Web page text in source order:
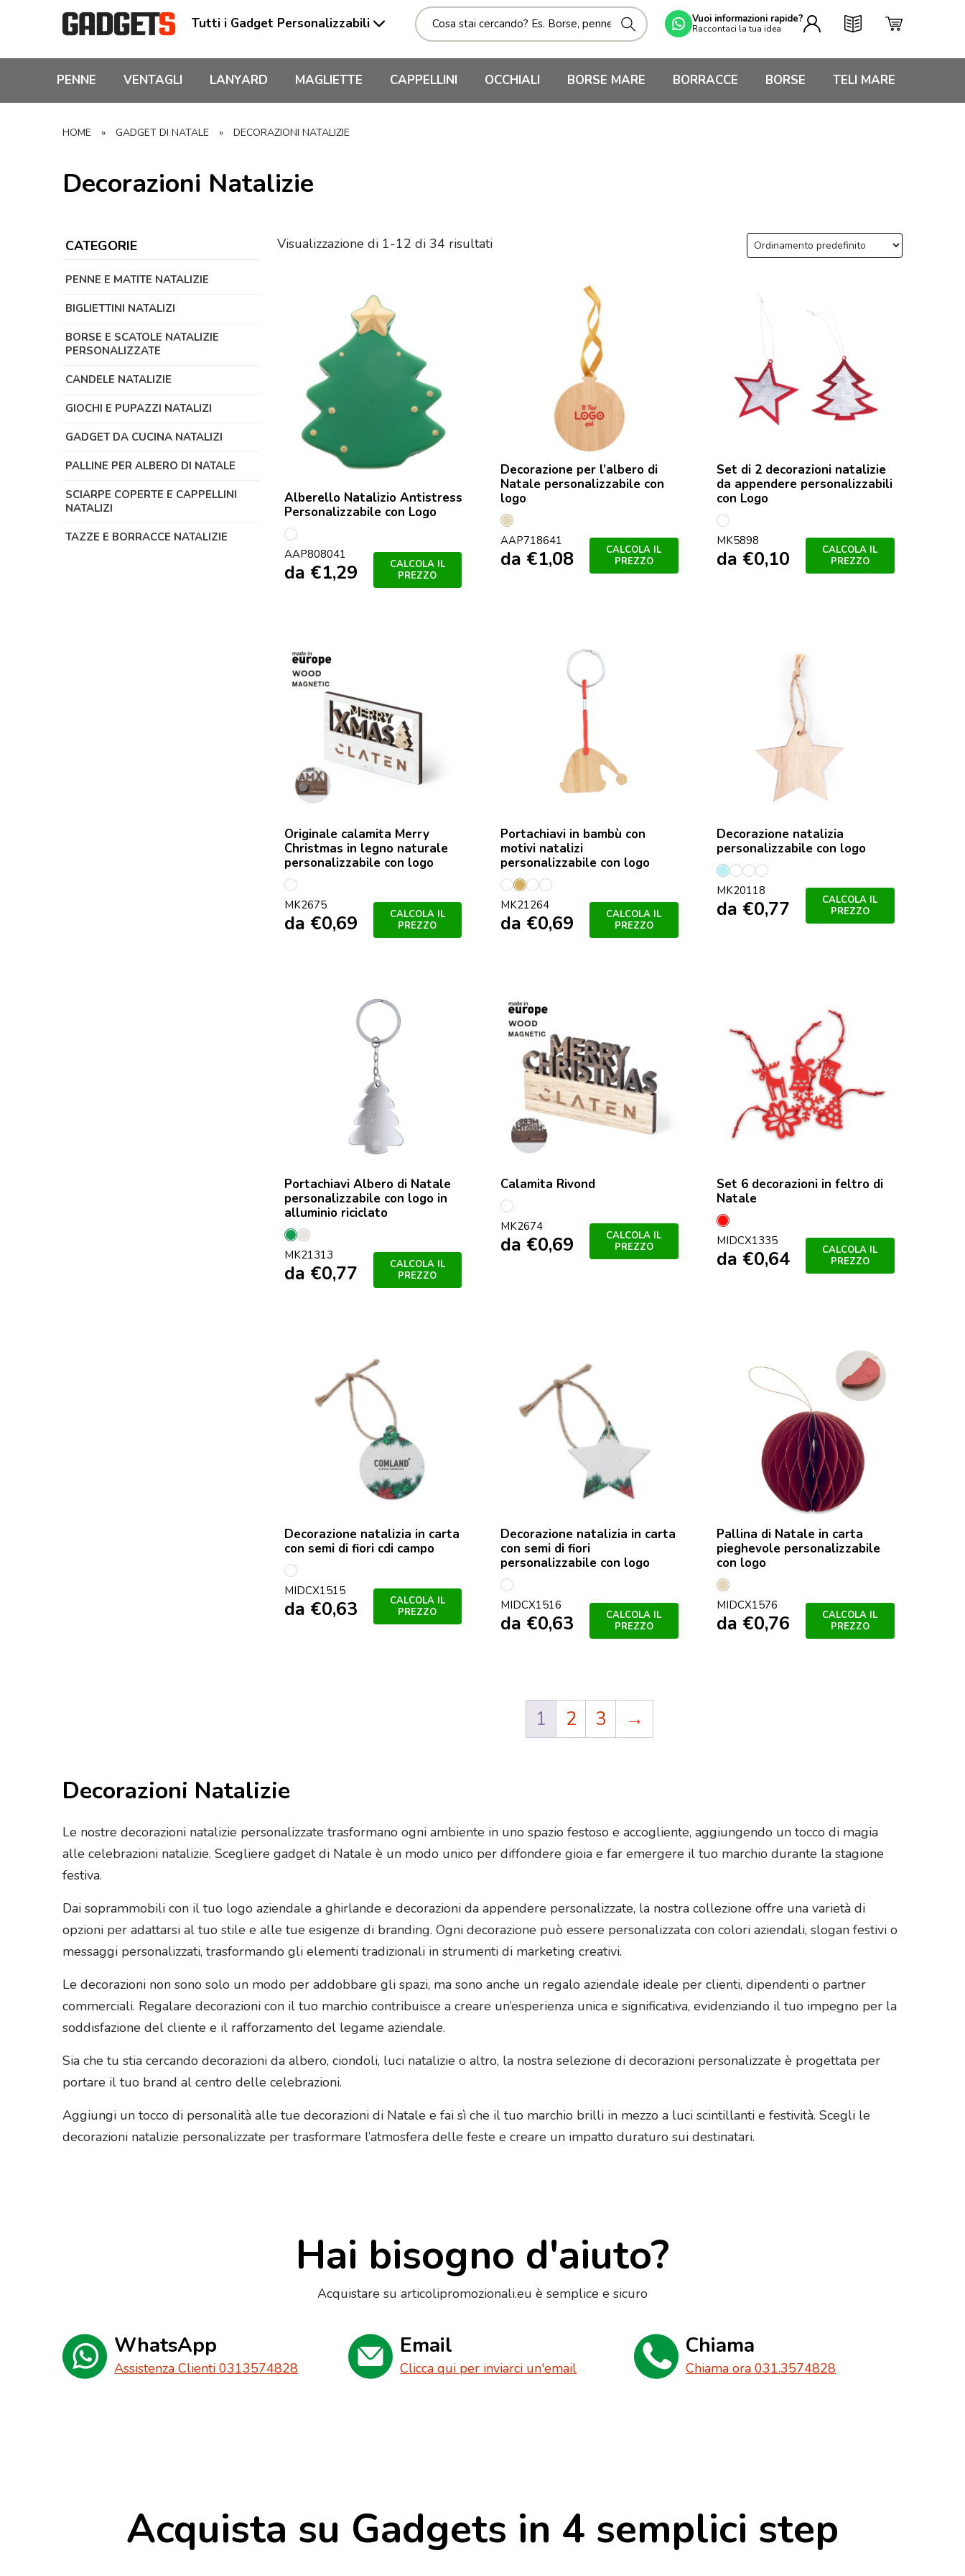
Tutti i Gadget Personalizzabili Vuoi informazioni rapide?
Raccontaci la tua idea
PENNE VENTAGLI LANYARD MAGLIETTE CAPPELLINI OCCHIALI BORSE MARE BORRACCE BORSE TELI MARE
HOME » GADGET DI NATALE » DECORAZIONI NATALIZIE
Decorazioni Natalizie
CATEGORIE
PENNE E MATITE NATALIZIE
BIGLIETTINI NATALIZI
BORSE E SCATOLE NATALIZIE
PERSONALIZZATE
CANDELE NATALIZIE
GIOCHI E PUPAZZI NATALIZI
GADGET DA CUCINA NATALIZI
PALLINE PER ALBERO DI NATALE
SCIARPE COPERTE E CAPPELLINI
NATALIZI
TAZZE E BORRACCE NATALIZIE
Visualizzazione di 1-12 di 34 risultati
Alberello Natalizio Antistress
Personalizzabile con Logo
multicolore
AAP808041
da €1,29
CALCOLA IL
PREZZO
Decorazione per l’albero di
Natale personalizzabile con
logo
Naturale
AAP718641
da €1,08
CALCOLA IL
PREZZO
Set di 2 decorazioni natalizie
da appendere personalizzabili
con Logo
S/C
MK5898
da €0,10
CALCOLA IL
PREZZO
Originale calamita Merry
Christmas in legno naturale
personalizzabile con logo
S/C
MK2675
da €0,69
CALCOLA IL
PREZZO
Portachiavi in bambù con
motivi natalizi
personalizzabile con logo
RenoCalcetin
EixoGorra
MK21264
da €0,69
CALCOLA IL
PREZZO
Decorazione natalizia
personalizzabile con logo
neveBola
EixoStar
MK20118
da €0,77
CALCOLA IL
PREZZO
Portachiavi Albero di Natale
personalizzabile con logo in
alluminio riciclato
VerdePlated
MK21313
da €0,77
CALCOLA IL
PREZZO
Calamita Rivond
S/C
MK2674
da €0,69
CALCOLA IL
PREZZO
Set 6 decorazioni in feltro di
Natale
Rosso
MIDCX1335
da €0,64
CALCOLA IL
PREZZO
Decorazione natalizia in carta
con semi di fiori cdi campo
Bianco
MIDCX1515
da €0,63
CALCOLA IL
PREZZO
Decorazione natalizia in carta
con semi di fiori
personalizzabile con logo
Bianco
MIDCX1516
da €0,63
CALCOLA IL
PREZZO
Pallina di Natale in carta
pieghevole personalizzabile
con logo
Beige
MIDCX1576
da €0,76
CALCOLA IL
PREZZO
1 2 3 →
Decorazioni Natalizie
Le nostre decorazioni natalizie personalizzate trasformano ogni ambiente in uno spazio festoso e accogliente, aggiungendo un tocco di magia
alle celebrazioni natalizie. Scegliere gadget di Natale è un modo unico per diffondere gioia e far emergere il tuo marchio durante la stagione
festiva.
Dai soprammobili con il tuo logo aziendale a ghirlande e decorazioni da appendere personalizzate, la nostra collezione offre una varietà di
opzioni per adattarsi al tuo stile e alle tue esigenze di branding. Ogni decorazione può essere personalizzata con colori aziendali, slogan festivi o
messaggi personalizzati, trasformando gli elementi tradizionali in strumenti di marketing creativi.
Le decorazioni non sono solo un modo per addobbare gli spazi, ma sono anche un regalo aziendale ideale per clienti, dipendenti o partner
commerciali. Regalare decorazioni con il tuo marchio contribuisce a creare un’esperienza unica e significativa, evidenziando il tuo impegno per la
soddisfazione del cliente e il rafforzamento del legame aziendale.
Sia che tu stia cercando decorazioni da albero, ciondoli, luci natalizie o altro, la nostra selezione di decorazioni personalizzate è progettata per
portare il tuo brand al centro delle celebrazioni.
Aggiungi un tocco di personalità alle tue decorazioni di Natale e fai sì che il tuo marchio brilli in mezzo a luci scintillanti e festività. Scegli le
decorazioni natalizie personalizzate per trasformare l’atmosfera delle feste e creare un impatto duraturo sui destinatari.
Hai bisogno d'aiuto?
Acquistare su articolipromozionali.eu è semplice e sicuro
WhatsApp
Assistenza Clienti 0313574828
Email
Clicca qui per inviarci un'email
Chiama
Chiama ora 031.3574828
Acquista su Gadgets in 4 semplici step